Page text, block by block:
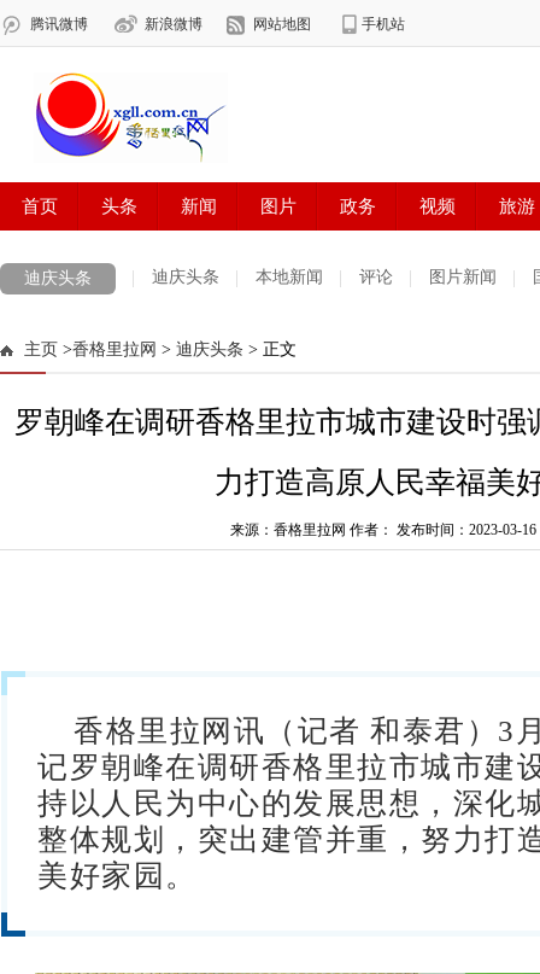
迪庆头条 迪庆头条 本地新闻 评论 图片新闻
主页 >香格里拉网 > 迪庆头条 > 正文
罗朝峰在调研香格里拉市城市建设时强
力打造高原人民幸福美
来源：香格里拉网 作者： 发布时间：2023-03-16
香格里拉网讯（记者 和泰君） 3
记罗朝峰在调研香格里拉市城市建
持以人民为中心的发展思想，深化
整体规划，突出建管并重，努力打
美好家园。